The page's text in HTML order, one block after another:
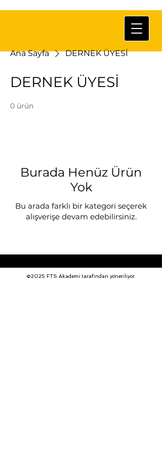
Ana Sayfa DERNEK ÜYESİ
DERNEK ÜYESİ
0 ürün
Burada Henüz Ürün
Yok
Bu arada farklı bir kategori seçerek
alışverişe devam edebilirsiniz.
©2025 FTS Akademi tarafından yönetiliyor.